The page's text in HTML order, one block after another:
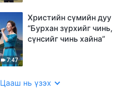
7:47
Христийн сүмийн дуу
“Бурхан зүрхийг чинь,
сүнсийг чинь хайна”
Цааш нь үзэх